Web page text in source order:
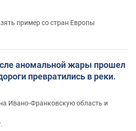
пример со стран Европы
аномальной жары прошел
превратились в реки.
Ивано-Франковскую область и